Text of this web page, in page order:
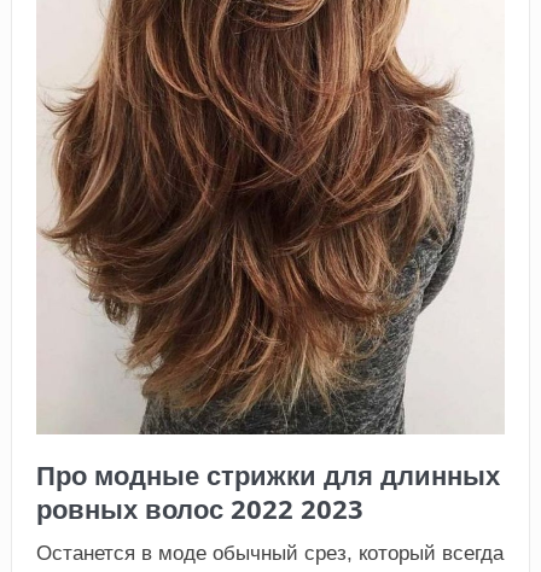
Про модные стрижки для длинных
ровных волос 2022 2023
Останется в моде обычный срез, который всегда